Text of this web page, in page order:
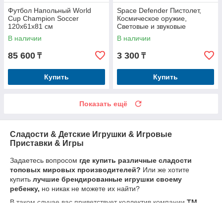
Футбол Напольный World
Cup Champion Soccer
120х61х81 см
В наличии
85 600 ₸
Купить
Space Defender Пистолет,
Космическое оружие,
Световые и звуковые
эффекты YH3104-3
В наличии
3 300 ₸
Купить
Показать ещё
Сладости & Детские Игрушки & Игровые
Приставки & Игры
Задаетесь вопросом где купить различные сладости
топовых мировых производителей? Или же хотите
купить лучшие брендированные игрушки своему
ребенку, но никак не можете их найти?